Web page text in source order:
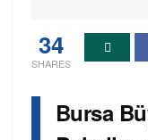
34
SHARES
Bursa